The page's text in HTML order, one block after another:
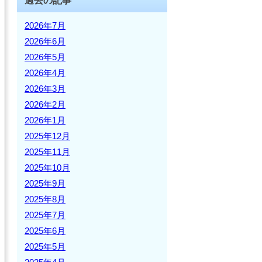
2026年7月
2026年6月
2026年5月
2026年4月
2026年3月
2026年2月
2026年1月
2025年12月
2025年11月
2025年10月
2025年9月
2025年8月
2025年7月
2025年6月
2025年5月